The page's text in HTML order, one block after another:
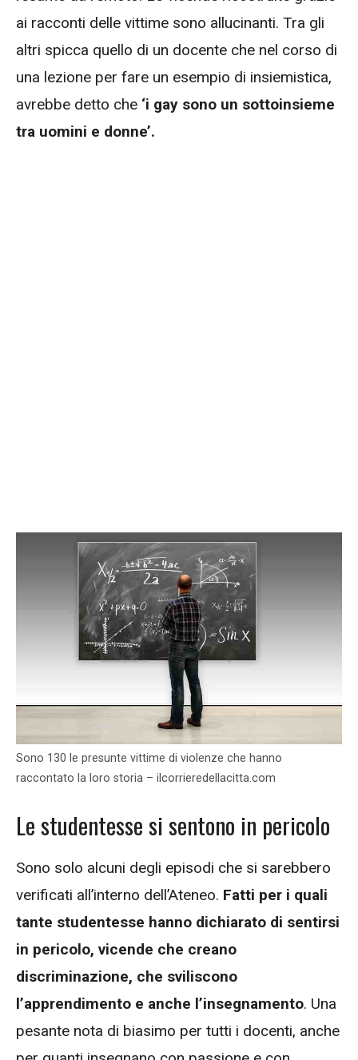
ai racconti delle vittime sono allucinanti. Tra gli
altri spicca quello di un docente che nel corso di
una lezione per fare un esempio di insiemistica,
avrebbe detto che ‘i gay sono un sottoinsieme
tra uomini e donne’.
Sono 130 le presunte vittime di violenze che hanno
raccontato la loro storia – ilcorrieredellacitta.com
Le studentesse si sentono in pericolo
Sono solo alcuni degli episodi che si sarebbero
verificati all’interno dell’Ateneo. Fatti per i quali
tante studentesse hanno dichiarato di sentirsi
in pericolo, vicende che creano
discriminazione, che sviliscono
l’apprendimento e anche l’insegnamento. Una
pesante nota di biasimo per tutti i docenti, anche